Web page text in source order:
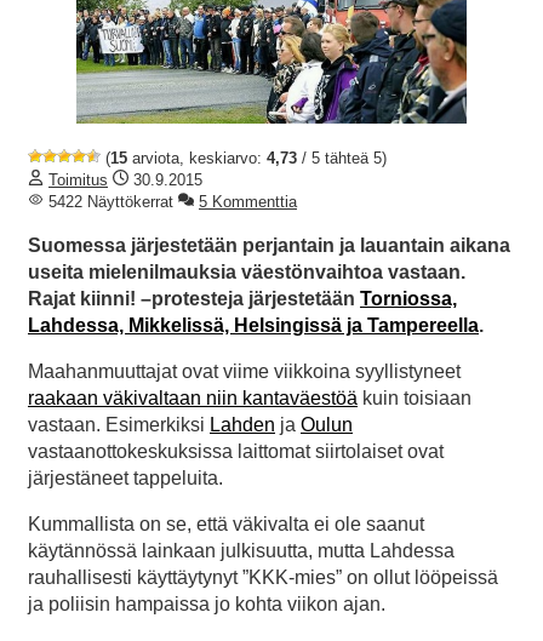
(15 arviota, keskiarvo: 4,73 / 5 tähteä 5)
Toimitus
30.9.2015
5422 Näyttökerrat
5 Kommenttia
Suomessa järjestetään perjantain ja lauantain aikana
useita mielenilmauksia väestönvaihtoa vastaan.
Rajat kiinni! –protesteja järjestetään Torniossa,
Lahdessa, Mikkelissä, Helsingissä ja Tampereella.
Maahanmuuttajat ovat viime viikkoina syyllistyneet
raakaan väkivaltaan niin kantaväestöä kuin toisiaan
vastaan. Esimerkiksi Lahden ja Oulun
vastaanottokeskuksissa laittomat siirtolaiset ovat
järjestäneet tappeluita.
Kummallista on se, että väkivalta ei ole saanut
käytännössä lainkaan julkisuutta, mutta Lahdessa
rauhallisesti käyttäytynyt ”KKK-mies” on ollut lööpeissä
ja poliisin hampaissa jo kohta viikon ajan.